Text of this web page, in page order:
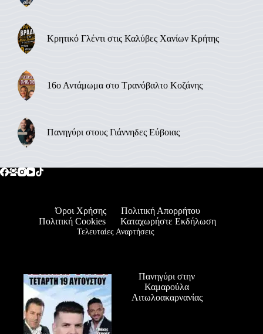
Κρητικό Γλέντι στις Καλύβες Χανίων Κρήτης
16ο Αντάμωμα στο Τρανόβαλτο Κοζάνης
Πανηγύρι στους Γιάννηδες Εύβοιας
Όροι Χρήσης
Πολιτική Απορρήτου
Πολιτική Cookies
Καταχωρήστε Εκδήλωση
Τελευταίες Αναρτήσεις
Πανηγύρι στην
Καμαρούλα
Αιτωλοακαρνανίας